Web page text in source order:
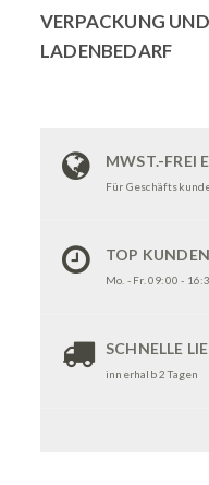
VERPACKUNG
LADENBEDARF
MWST.-FREI
Für
TOP
Mo. - Fr. 09:00 -
SCHNELLE
innerhalb 2 Tagen